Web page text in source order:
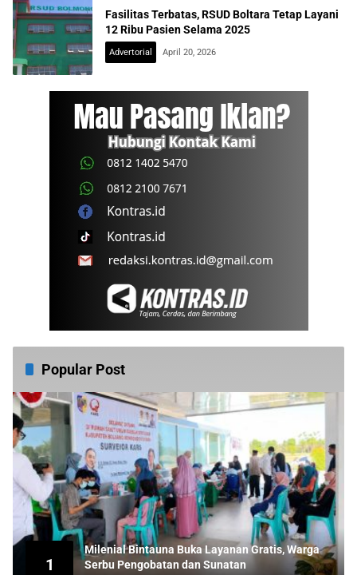
Fasilitas Terbatas, RSUD Boltara Tetap Layani
12 Ribu Pasien Selama 2025
Advertorial April 20, 2026
Popular Post
1
Milenial Bintauna Buka Layanan Gratis, Warga
Serbu Pengobatan dan Sunatan